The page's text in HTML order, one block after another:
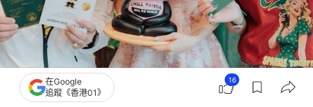
在Google
追蹤《香港01》
16